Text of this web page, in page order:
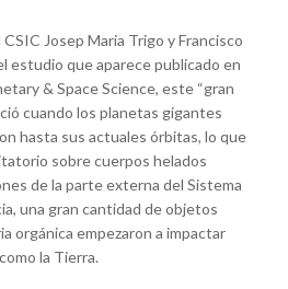
Josep Maria Trigo y Francisco
estudio que aparece publicado en
& Space Science, este “gran
cuando los planetas gigantes
hasta sus actuales órbitas, lo que
sobre cuerpos helados
de la parte externa del Sistema
una gran cantidad de objetos
orgánica empezaron a impactar
la Tierra.